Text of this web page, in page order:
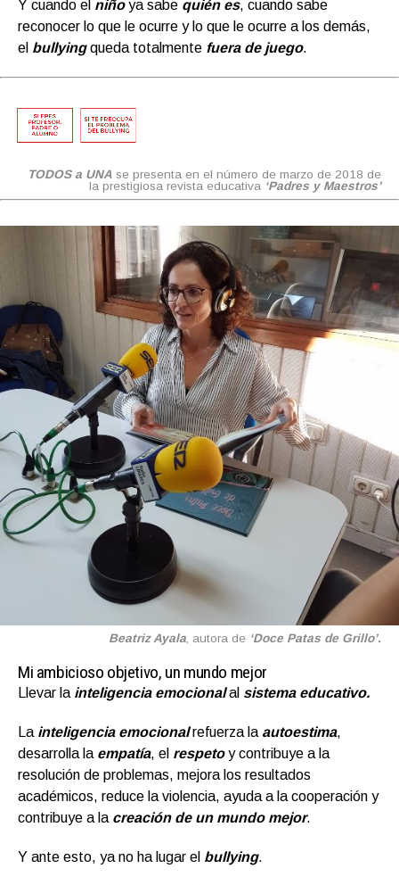
Y cuando el niñoya sabe quién es, cuando sabe
reconocer lo que le ocurre y lo que le ocurre a los demás,
el bullying queda totalmente fuera de juego.
TODOS a UNA se presenta en el número de marzo de 2018 de
la prestigiosa revista educativa ‘Padres y Maestros’
Beatriz Ayala, autora de ‘Doce Patas de Grillo’.
Mi ambicioso objetivo, un mundo mejor
Llevar la inteligencia emocionalal sistema educativo.
La inteligencia emocional refuerza la autoestima,
desarrolla la empatía, el respetoy contribuye a la
resolución de problemas, mejora los resultados
académicos, reduce la violencia, ayuda a la cooperación y
contribuye a la creación de un mundo mejor.
Y ante esto, ya no ha lugar el bullying.